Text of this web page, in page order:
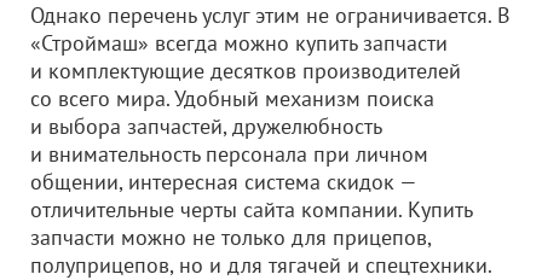
Однако перечень услуг этим не ограничивается. В
«Строймаш» всегда можно купить запчасти
и комплектующие десятков производителей
со всего мира. Удобный механизм поиска
и выбора запчастей, дружелюбность
и внимательность персонала при личном
общении, интересная система скидок —
отличительные черты сайта компании. Купить
запчасти можно не только для прицепов,
полуприцепов, но и для тягачей и спецтехники.